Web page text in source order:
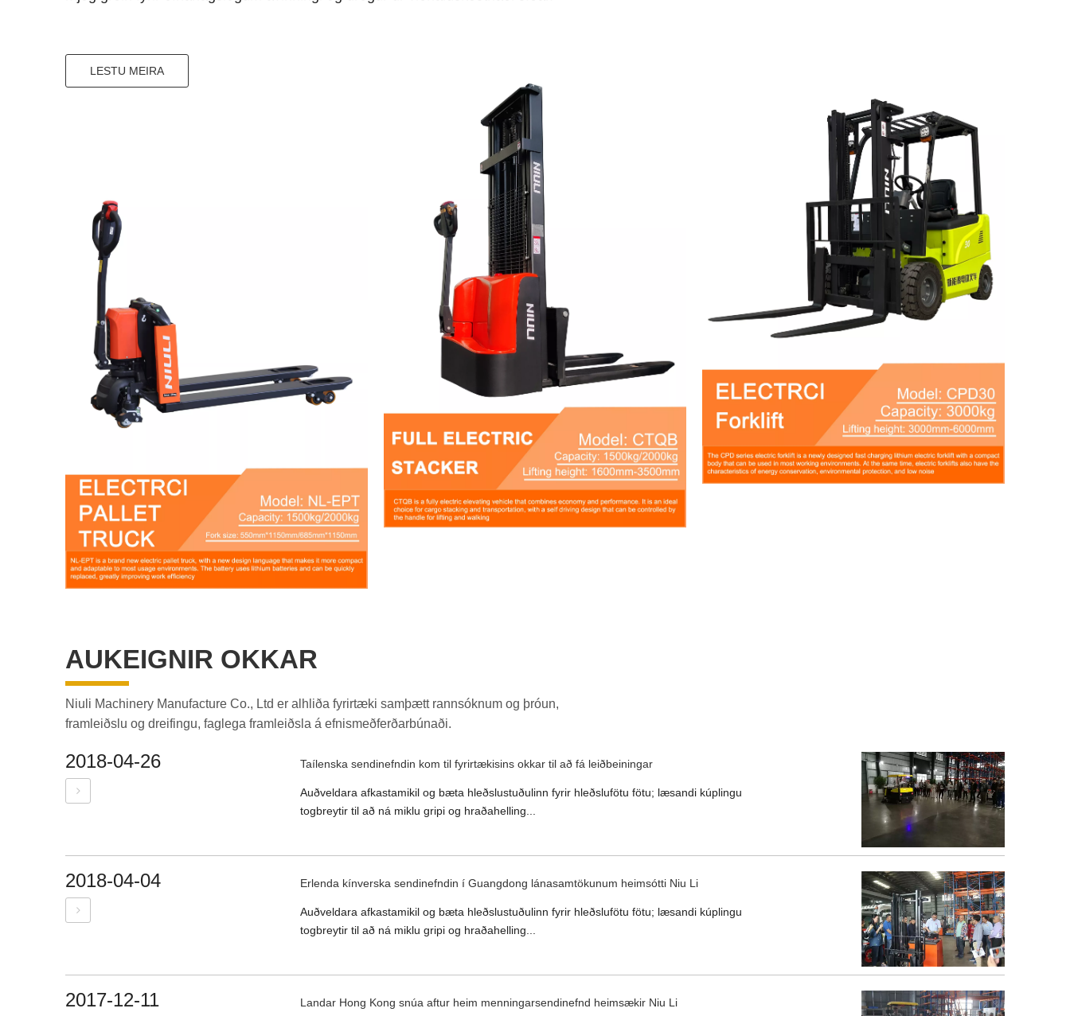
LESTU MEIRA
AUKEIGNIR OKKAR
Niuli Machinery Manufacture Co., Ltd er alhliða fyrirtæki samþætt rannsóknum og þróun,
framleiðslu og dreifingu, faglega framleiðsla á efnismeðferðarbúnaði.
2018-04-26 Taílenska sendinefndin kom til fyrirtækisins okkar til að fá leiðbeiningar
Auðveldara afkastamikil og bæta hleðslustuðulinn fyrir hleðslufötu fötu; læsandi kúplingu
togbreytir til að ná miklu gripi og hraðahelling...
2018-04-04 Erlenda kínverska sendinefndin í Guangdong lánasamtökunum heimsótti Niu Li
Auðveldara afkastamikil og bæta hleðslustuðulinn fyrir hleðslufötu fötu; læsandi kúplingu
togbreytir til að ná miklu gripi og hraðahelling...
2017-12-11 Landar Hong Kong snúa aftur heim menningarsendinefnd heimsækir Niu Li